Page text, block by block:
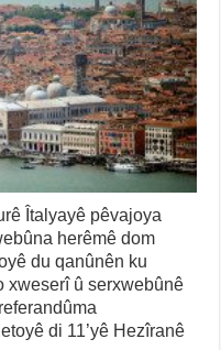
Îtalyayê pêvajoya
herêmê dom
du qanûnên ku
xweserî û serxwebûnê
di 11’yê Hezîranê